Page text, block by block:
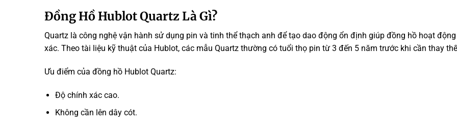
Đồng Hồ Hublot Quartz Là Gì?
Quartz là công nghệ vận hành sử dụng pin và tinh thể thạch anh để tạo dao động ổn định giúp đồng hồ hoạt
xác. Theo tài liệu kỹ thuật của Hublot, các mẫu Quartz thường có tuổi thọ pin từ 3 đến 5 năm trước khi cần thay
Ưu điểm của đồng hồ Hublot Quartz:
Độ chính xác cao.
Không cần lên dây cót.